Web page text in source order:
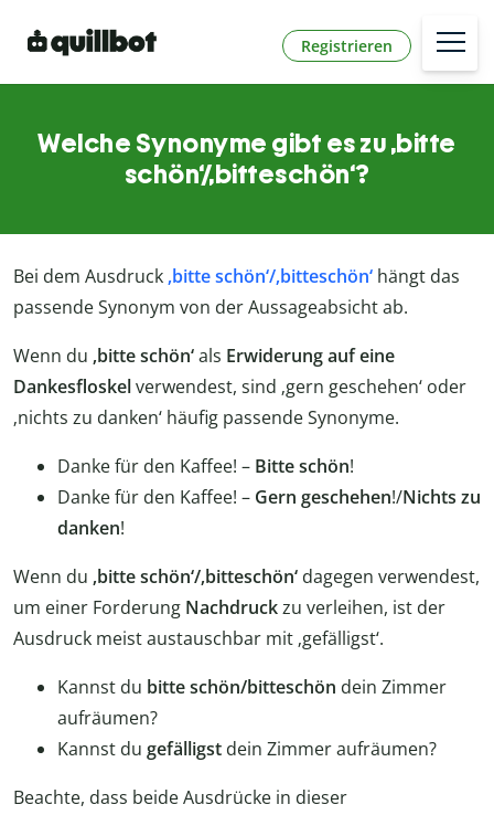
Registrieren
Welche Synonyme gibt es zu ‚bitte
schön‘/‚bitteschön‘?
Bei dem Ausdruck ‚bitte schön‘/‚bitteschön‘ hängt das
passende Synonym von der Aussageabsicht ab.
Wenn du ‚bitte schön‘als Erwiderung auf eine
Dankesfloskelverwendest, sind ‚gern geschehen‘ oder
‚nichts zu danken‘ häufig passende Synonyme.
Danke für den Kaffee! – Bitte schön!
Danke für den Kaffee! – Gern geschehen!/Nichts zu
danken!
Wenn du ‚bitte schön‘/‚bitteschön‘ dagegen verwendest,
um einer Forderung Nachdruckzu verleihen, ist der
Ausdruck meist austauschbar mit ‚gefälligst‘.
Kannst du bitte schön/bitteschön dein Zimmer
aufräumen?
Kannst du gefälligst dein Zimmer aufräumen?
Beachte, dass beide Ausdrücke in dieser